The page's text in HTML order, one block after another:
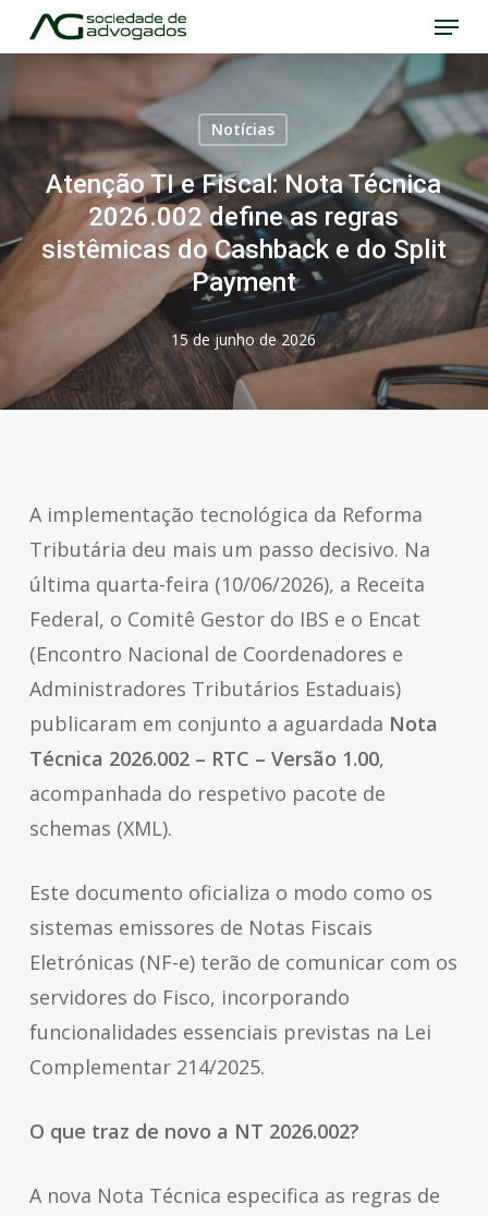
Skip
to
content
Menu
Notícias
Atenção TI e Fiscal: Nota Técnica
2026.002 define as regras
sistêmicas do Cashback e do Split
Payment
15 de junho de 2026
A implementação tecnológica da Reforma
Tributária deu mais um passo decisivo. Na
última quarta-feira (10/06/2026), a Receita
Federal, o Comitê Gestor do IBS e o Encat
(Encontro Nacional de Coordenadores e
Administradores Tributários Estaduais)
publicaram em conjunto a aguardada Nota
Técnica 2026.002 – RTC – Versão 1.00,
acompanhada do respetivo pacote de
schemas (XML).
Este documento oficializa o modo como os
sistemas emissores de Notas Fiscais
Eletrónicas (NF-e) terão de comunicar com os
servidores do Fisco, incorporando
funcionalidades essenciais previstas na Lei
Complementar 214/2025.
O que traz de novo a NT 2026.002?
A nova Nota Técnica especifica as regras de
Close
Menu